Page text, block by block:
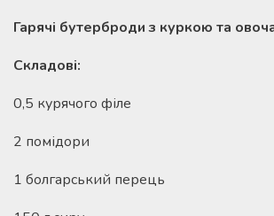
Гарячі бутерброди з куркою та
Складові:
0,5 курячого філе
2 помідори
1 болгарський перець